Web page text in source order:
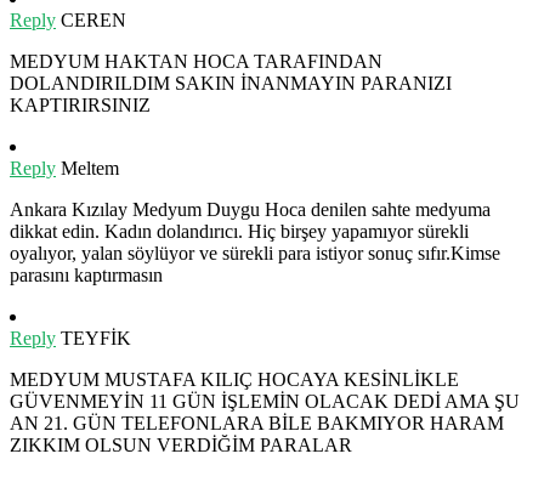
Reply CEREN
MEDYUM HAKTAN HOCA TARAFINDAN
DOLANDIRILDIM SAKIN İNANMAYIN PARANIZI
KAPTIRIRSINIZ
Reply Meltem
Ankara Kızılay Medyum Duygu Hoca denilen sahte medyuma
dikkat edin. Kadın dolandırıcı. Hiç birşey yapamıyor sürekli
oyalıyor, yalan söylüyor ve sürekli para istiyor sonuç sıfır.Kimse
parasını kaptırmasın
Reply TEYFİK
MEDYUM MUSTAFA KILIÇ HOCAYA KESİNLİKLE
GÜVENMEYİN 11 GÜN İŞLEMİN OLACAK DEDİ AMA ŞU
AN 21. GÜN TELEFONLARA BİLE BAKMIYOR HARAM
ZIKKIM OLSUN VERDİĞİM PARALAR